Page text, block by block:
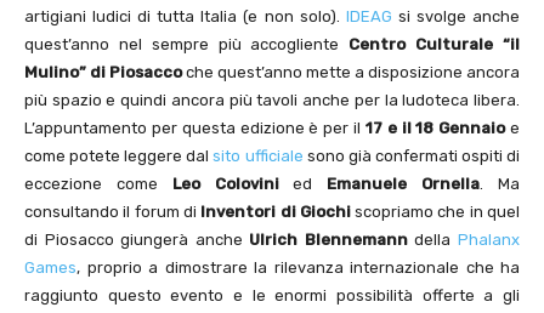
artigiani ludici di tutta Italia (e non solo). IDEAG si svolge anche
quest’anno nel sempre più accogliente Centro Culturale “il
Mulino” di Piosaccoche quest’anno mette a disposizione ancora
più spazio e quindi ancora più tavoli anche per la ludoteca libera.
L’appuntamento per questa edizione è per il 17 e il 18 Gennaioe
come potete leggere dalsito ufficiale sono già confermati ospiti di
eccezione come Leo Colovinied Emanuele Ornella. Ma
consultando il forum di Inventori di Giochiscopriamo che in quel
di Piosacco giungerà anche Ulrich BlennemanndellaPhalanx
Games, proprio a dimostrare la rilevanza internazionale che ha
raggiunto questo evento e le enormi possibilità offerte a gli